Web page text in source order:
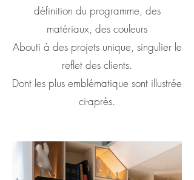
définition du programme, des
matériaux, des couleurs
Abouti à des projets unique, singulier le
reflet des clients.
Dont les plus emblématique sont illustrée
ci-après.